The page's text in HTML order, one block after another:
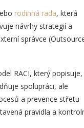
rodinná rada, která
návrhy strategií a
správce
RACI, který popisuje,
spolupráci, ale
a prevence střetu
pravidla a